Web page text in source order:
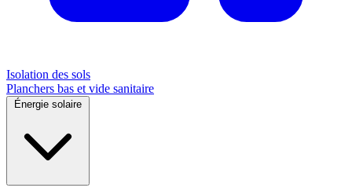
Isolation des sols
Planchers bas et vide sanitaire